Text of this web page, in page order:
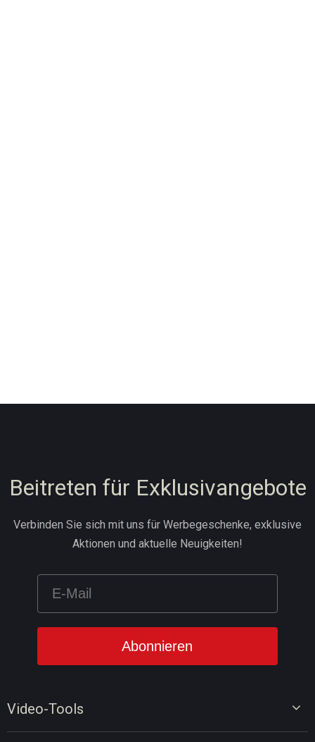
Video-Tools
Beitreten für Exklusivangebote
Verbinden Sie sich mit uns für Werbegeschenke, exklusive
Aktionen und aktuelle Neuigkeiten!